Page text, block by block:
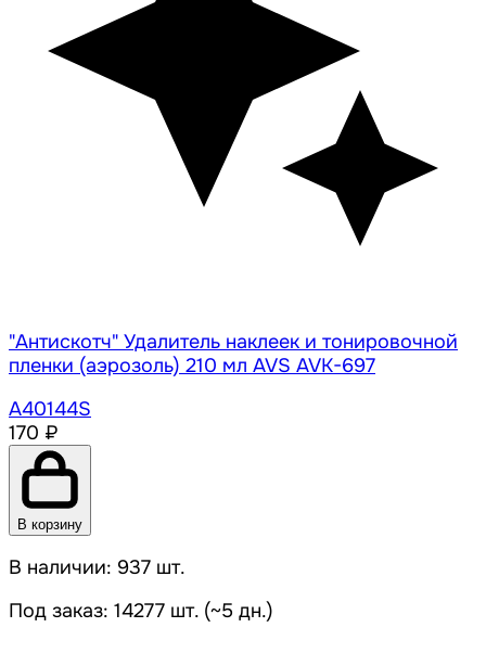
"Антискотч" Удалитель наклеек и тонировочной
пленки (аэрозоль) 210 мл AVS AVK-697
A40144S
170 ₽
В корзину
В наличии: 937 шт.
Под заказ: 14277 шт. (~5 дн.)